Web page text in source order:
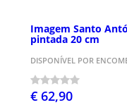
Imagem Santo
pintada 20 cm
DISPONÍVEL POR
€ 62,90